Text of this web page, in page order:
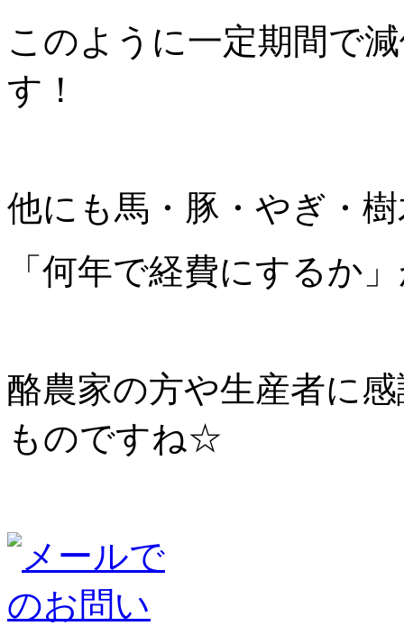
このように一定期間で
す！
他にも馬・豚・やぎ・
「何年で経費にするか
酪農家の方や生産者に
ものですね☆